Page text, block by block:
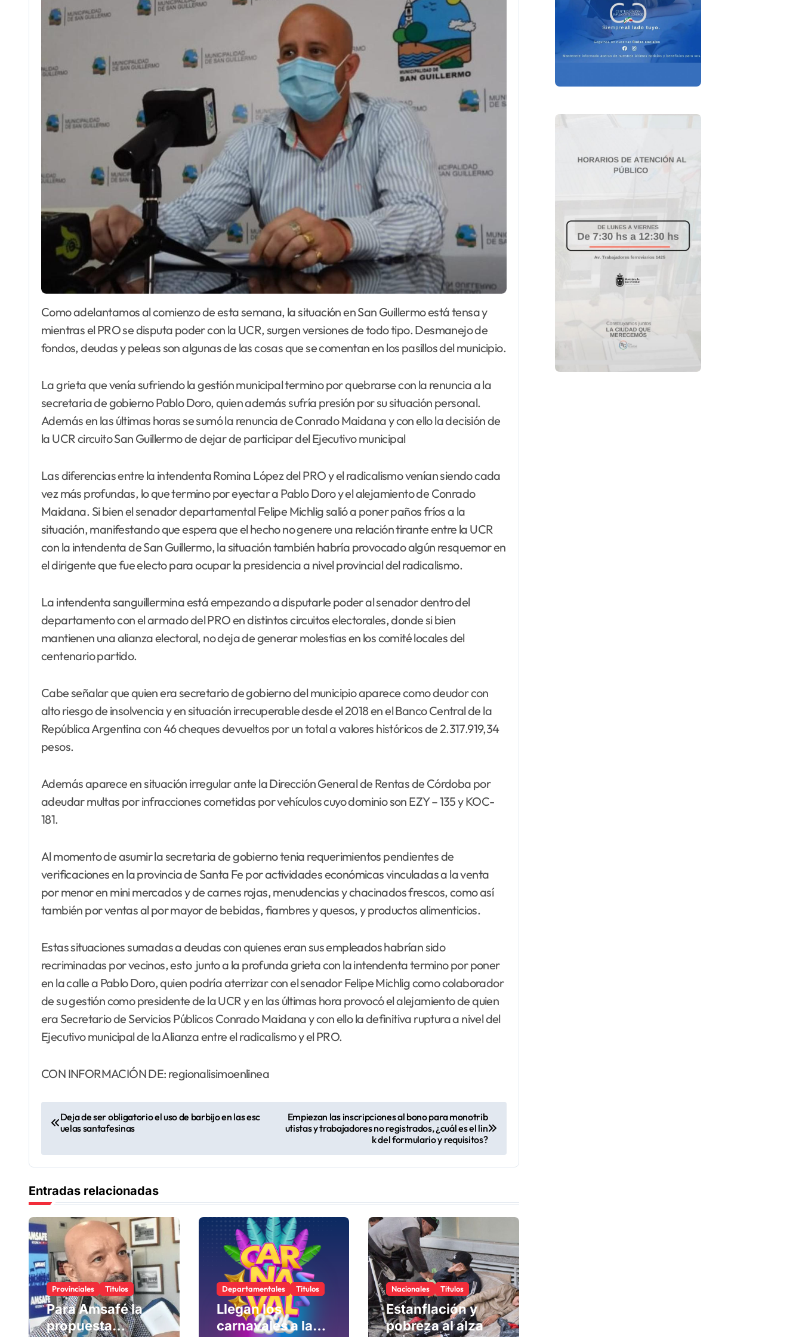
Como adelantamos al comienzo de esta semana, la situación en San Guillermo está tensa y
mientras el PRO se disputa poder con la UCR, surgen versiones de todo tipo. Desmanejo de
fondos, deudas y peleas son algunas de las cosas que se comentan en los pasillos del municipio.
La grieta que venía sufriendo la gestión municipal termino por quebrarse con la renuncia a la
secretaria de gobierno Pablo Doro, quien además sufría presión por su situación personal.
Además en las últimas horas se sumó la renuncia de Conrado Maidana y con ello la decisión de
la UCR circuito San Guillermo de dejar de participar del Ejecutivo municipal
Las diferencias entre la intendenta Romina López del PRO y el radicalismo venían siendo cada
vez más profundas, lo que termino por eyectar a Pablo Doro y el alejamiento de Conrado
Maidana. Si bien el senador departamental Felipe Michlig salió a poner paños fríos a la
situación, manifestando que espera que el hecho no genere una relación tirante entre la UCR
con la intendenta de San Guillermo, la situación también habría provocado algún resquemor en
el dirigente que fue electo para ocupar la presidencia a nivel provincial del radicalismo.
La intendenta sanguillermina está empezando a disputarle poder al senador dentro del
departamento con el armado del PRO en distintos circuitos electorales, donde si bien
mantienen una alianza electoral, no deja de generar molestias en los comité locales del
centenario partido.
Cabe señalar que quien era secretario de gobierno del municipio aparece como deudor con
alto riesgo de insolvencia y en situación irrecuperable desde el 2018 en el Banco Central de la
República Argentina con 46 cheques devueltos por un total a valores históricos de 2.317.919,34
pesos.
Además aparece en situación irregular ante la Dirección General de Rentas de Córdoba por
adeudar multas por infracciones cometidas por vehículos cuyo dominio son EZY – 135 y KOC-
181.
Al momento de asumir la secretaria de gobierno tenia requerimientos pendientes de
verificaciones en la provincia de Santa Fe por actividades económicas vinculadas a la venta
por menor en mini mercados y de carnes rojas, menudencias y chacinados frescos, como así
también por ventas al por mayor de bebidas, fiambres y quesos, y productos alimenticios.
Estas situaciones sumadas a deudas con quienes eran sus empleados habrían sido
recriminadas por vecinos, esto junto a la profunda grieta con la intendenta termino por poner
en la calle a Pablo Doro, quien podría aterrizar con el senador Felipe Michlig como colaborador
de su gestión como presidente de la UCR y en las últimas hora provocó el alejamiento de quien
era Secretario de Servicios Públicos Conrado Maidana y con ello la definitiva ruptura a nivel del
Ejecutivo municipal de la Alianza entre el radicalismo y el PRO.
CON INFORMACIÓN DE: regionalisimoenlinea
N
v
e
g
a
c
i
ó
Deja de ser obligatorio el uso de barbijo en las esc
uelas santafesinas
Empiezan las inscripciones al bono para monotrib
utistas y trabajadores no registrados, ¿cuál es el lin
k del formulario y requisitos?
Entradas relacionadas
Provinciales Titulos
Para Amsafé la
propuesta
Departamentales Titulos
Llegan los
carnavales a la
Nacionales Titulos
Estanflación y
pobreza al alza